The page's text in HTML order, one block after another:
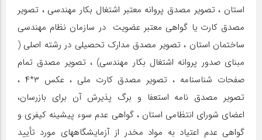
استان ، تصویر مصدق پروانه معتبر اشتغال بکار مهندسی ، تصویر
مصدق کارت یا گواهی معتبر عضویت در سازمان نظام مهندسی
ساختمان استان ، تصویر مصدق مدارک تحصیلی در رشته اصلی (
مبنای صدور پروانه اشتغال بکار مهندسی) ، تصویر مصدق تمام
صفحات شناسنامه ، تصویر مصدق کارت ملی ، عکس ۳*۴ ،
تصویر مصدق نامه استعفا و برگ پذیرش آن برای بازرسان،
اعضای شورای انتظامی استان ، گواهی عدم سوء پیشینه کیفری و
گواهی عدم اعتیاد به مواد مخدر از آزمایشگاههای مورد تأیید